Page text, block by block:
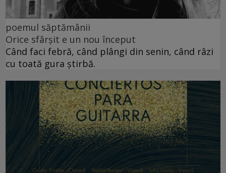
poemul săptămânii
Orice sfârșit e un nou început
Când faci febră, când plângi din senin, când râzi
cu toată gura știrbă.